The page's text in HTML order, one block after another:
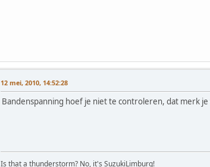
12 mei, 2010, 14:52:28
Bandenspanning hoef je niet te controleren, dat merk
Is that a thunderstorm? No, it's SuzukiLimburg!